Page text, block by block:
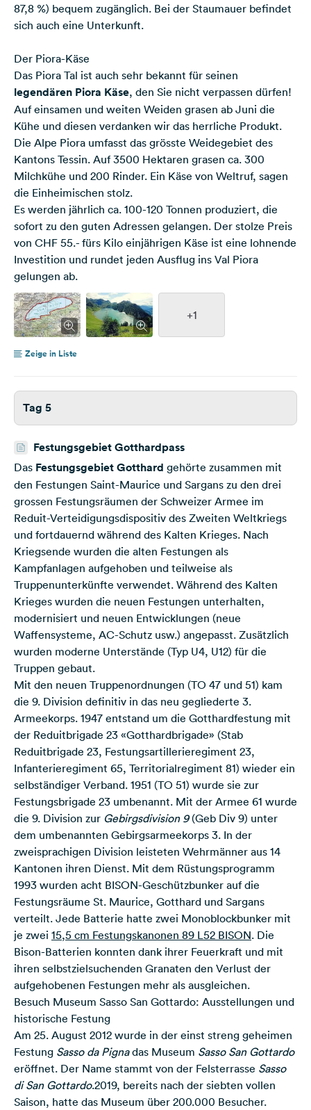
87,8 %) bequem zugänglich. Bei der Staumauer befindet
sich auch eine Unterkunft.
Der Piora-Käse
Das Piora Tal ist auch sehr bekannt für seinen
legendären Piora Käse, den Sie nicht verpassen dürfen!
Auf einsamen und weiten Weiden grasen ab Juni die
Kühe und diesen verdanken wir das herrliche Produkt.
Die Alpe Piora umfasst das grösste Weidegebiet des
Kantons Tessin. Auf 3500 Hektaren grasen ca. 300
Milchkühe und 200 Rinder. Ein Käse von Weltruf, sagen
die Einheimischen stolz.
Es werden jährlich ca. 100-120 Tonnen produziert, die
sofort zu den guten Adressen gelangen. Der stolze Preis
von CHF 55.- fürs Kilo einjährigen Käse ist eine lohnende
Investition und rundet jeden Ausflug ins Val Piora
gelungen ab.
+1
Zeige in Liste
Tag 5
Festungsgebiet Gotthardpass
Das Festungsgebiet Gotthard gehörte zusammen mit
den Festungen Saint-Maurice und Sargans zu den drei
grossen Festungsräumen der Schweizer Armee im
Reduit-Verteidigungsdispositiv des Zweiten Weltkriegs
und fortdauernd während des Kalten Krieges. Nach
Kriegsende wurden die alten Festungen als
Kampfanlagen aufgehoben und teilweise als
Truppenunterkünfte verwendet. Während des Kalten
Krieges wurden die neuen Festungen unterhalten,
modernisiert und neuen Entwicklungen (neue
Waffensysteme, AC-Schutz usw.) angepasst. Zusätzlich
wurden moderne Unterstände (Typ U4, U12) für die
Truppen gebaut.
Mit den neuen Truppenordnungen (TO 47 und 51) kam
die 9. Division definitiv in das neu gegliederte 3.
Armeekorps. 1947 entstand um die Gotthardfestung mit
der Reduitbrigade 23 «Gotthardbrigade» (Stab
Reduitbrigade 23, Festungsartillerieregiment 23,
Infanterieregiment 65, Territorialregiment 81) wieder ein
selbständiger Verband. 1951 (TO 51) wurde sie zur
Festungsbrigade 23 umbenannt. Mit der Armee 61 wurde
die 9. Division zur Gebirgsdivision 9(Geb Div 9) unter
dem umbenannten Gebirgsarmeekorps 3. In der
zweisprachigen Division leisteten Wehrmänner aus 14
Kantonen ihren Dienst. Mit dem Rüstungsprogramm
1993 wurden acht BISON-Geschützbunker auf die
Festungsräume St. Maurice, Gotthard und Sargans
verteilt. Jede Batterie hatte zwei Monoblockbunker mit
je zwei 15,5 cm Festungskanonen 89 L52 BISON. Die
Bison-Batterien konnten dank ihrer Feuerkraft und mit
ihren selbstzielsuchenden Granaten den Verlust der
aufgehobenen Festungen mehr als ausgleichen.
Besuch Museum Sasso San Gottardo: Ausstellungen und
historische Festung
Am 25. August 2012 wurde in der einst streng geheimen
Festung Sasso da Pignadas Museum Sasso San Gottardo
eröffnet. Der Name stammt von der Felsterrasse Sasso
di San Gottardo.2019, bereits nach der siebten vollen
Saison, hatte das Museum über 200.000 Besucher.